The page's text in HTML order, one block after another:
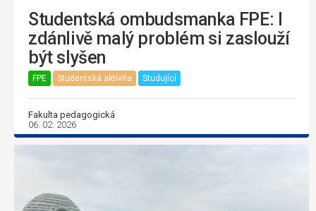
Studentská ombudsmanka FPE: I
zdánlivě malý problém si zaslouží
být slyšen
FPE Studentská aktivita Studující
Fakulta pedagogická
06. 02. 2026